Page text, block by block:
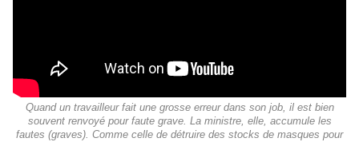
Quand un travailleur fait une grosse erreur dans son job, il est bien
souvent renvoyé pour faute grave. La ministre, elle, accumule les
fautes (graves). Comme celle de détruire des stocks de masques pour